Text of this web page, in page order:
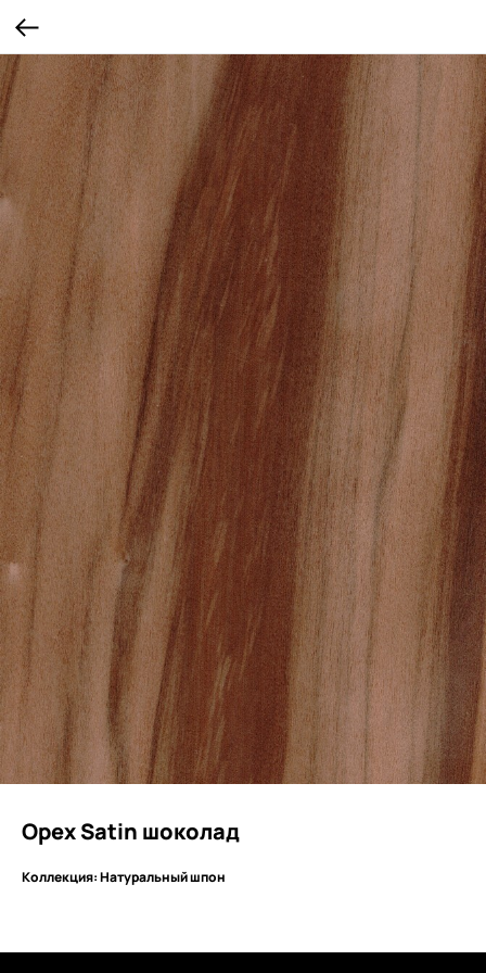
Орех Satin шоколад
Коллекция: Натуральный шпон